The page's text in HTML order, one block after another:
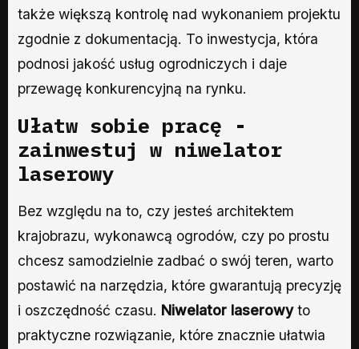
także większą kontrolę nad wykonaniem projektu
zgodnie z dokumentacją. To inwestycja, która
podnosi jakość usług ogrodniczych i daje
przewagę konkurencyjną na rynku.
Ułatw sobie pracę -
zainwestuj w niwelator
laserowy
Bez względu na to, czy jesteś architektem
krajobrazu, wykonawcą ogrodów, czy po prostu
chcesz samodzielnie zadbać o swój teren, warto
postawić na narzędzia, które gwarantują precyzję
i oszczędność czasu. Niwelator laserowyto
praktyczne rozwiązanie, które znacznie ułatwia